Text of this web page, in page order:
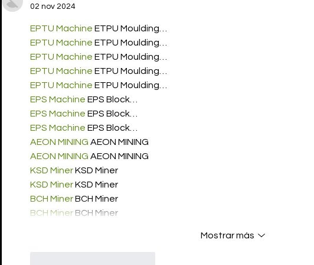
02 nov 2024
EPTU Machine ETPU Moulding…
EPTU Machine ETPU Moulding…
EPTU Machine ETPU Moulding…
EPTU Machine ETPU Moulding…
EPTU Machine ETPU Moulding…
EPS Machine EPS Block…
EPS Machine EPS Block…
EPS Machine EPS Block…
AEON MINING AEON MINING
AEON MINING AEON MINING
KSD Miner KSD Miner
KSD Miner KSD Miner
BCH Miner BCH Miner
BCH Miner BCH Miner
Mostrar más